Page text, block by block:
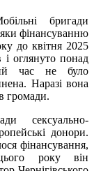
бригади
фінансуванню
до квітня 2025
і оглянуто понад
час не було
Наразі вона
громади.
сексуально-
донори.
фінансування,
року він